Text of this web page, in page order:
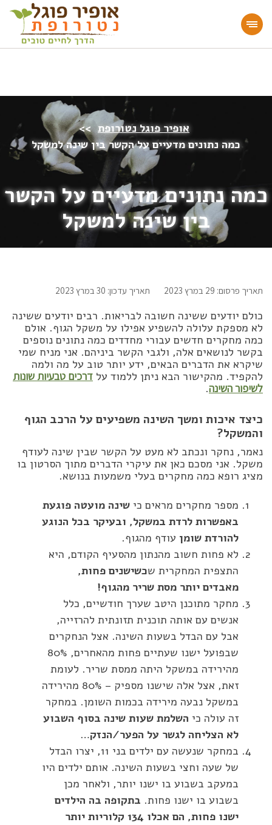
מעוניינים להעמיק או להתחיל דרך חיים בריאה?
הצטרפו לאתר!
אופיר פוגל נטורופת >>
כמה נתונים מדעיים על הקשר בין שינה למשקל
כמה נתונים מדעיים על הקשר
בין שינה למשקל
תאריך פרסום: 29 במרץ 2023 תאריך עדכון: 30 במרץ 2023
כולם יודעים ששינה חשובה לבריאות. רבים יודעים ששינה
לא מספקת עלולה להשפיע אפילו על משקל הגוף. אולם
כמה מחקרים חדשים עבורי מחדדים כמה נתונים נוספים
בקשר לנושאים אלה, ולגבי הקשר ביניהם. אני מניח שמי
שיקרא את הדברים הבאים, ידע יותר טוב על מה ולמה
להקפיד. מהקישור הבא ניתן ללמוד על דרכים טבעיות שונות
לשיפור השינה.
כיצד איכות ומשך השינה משפיעים על הרכב הגוף
והמשקל?
נאמר, נחקר ונכתב לא מעט על הקשר שבין שינה לעודף
משקל. אני מסכם כאן את עיקרי הדברים מתוך הסרטון בו
מציג רופא כמה מחקרים בעלי משמעות בנושא.
מספר מחקרים מראים כי שינה מועטה פוגעת
באפשרות לרדת במשקל, ובעיקר בכל הנוגע
להורדת שומן עודף מהגוף.
לא פחות חשוב מהנתון מהסעיף הקודם, היא
התצפית המחקרית שכשישנים פחות,
מאבדים יותר מסת שריר מהגוף!
מחקר מתוכנן היטב שערך חודשיים, כלל
אנשים עם אותה תוכנית תזונתית להרזייה,
אבל עם הבדל בשעות השינה. אצל הנחקרים
שבפועל ישנו שעתיים פחות מהאחרים, 80%
מהירידה במשקל היתה ממסת שריר. לעומת
זאת, אצל אלה שישנו מספיק – 80% מהירידה
במשקל נבעה מירידה בכמות השומן. במחקר
זה עולה כי השלמת שעות שינה בסוף השבוע
לא הצליחה לגשר על הפער/הנזק…
במחקר שנעשה עם ילדים בני 11, יצרו הבדל
של שעה וחצי בשעות השינה. אותם ילדים היו
במעקב בשבוע בו ישנו יותר, ולאחר מכן
בשבוע בו ישנו פחות. בתקופה בה הילדים
ישנו פחות, הם אכלו 134 קלוריות יותר